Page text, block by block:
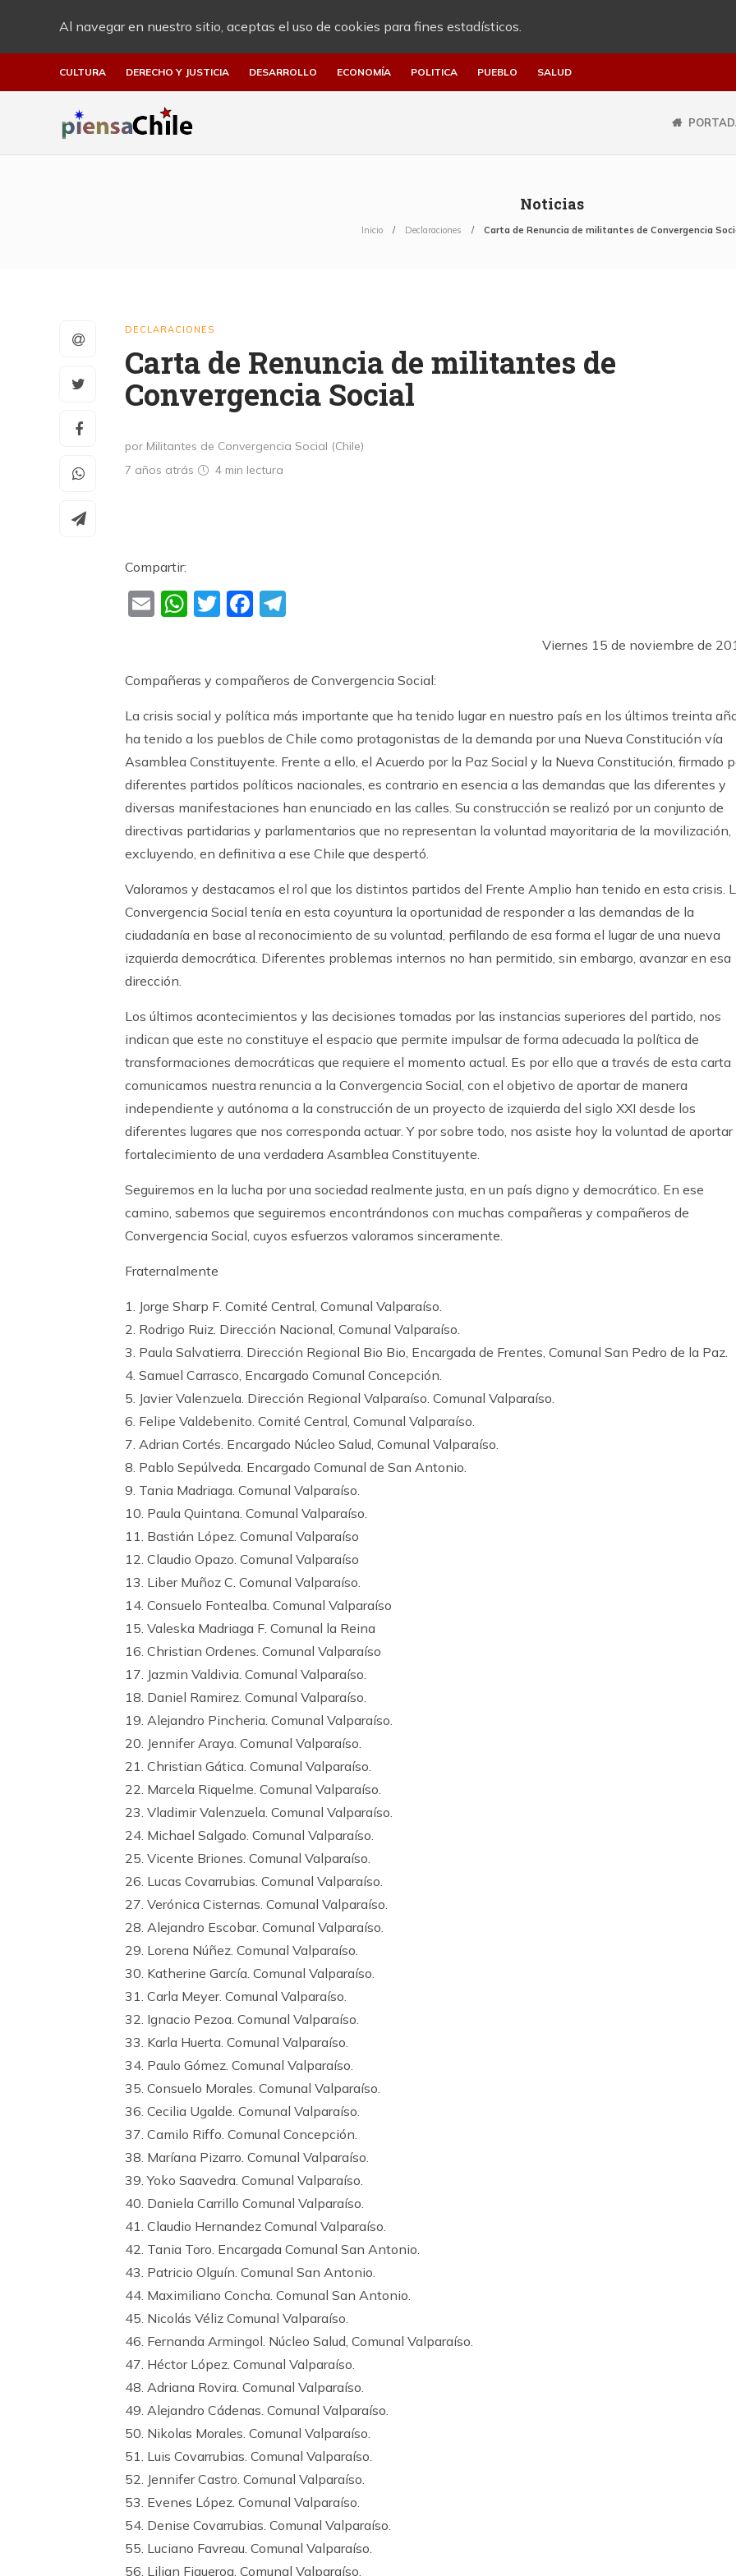
Al navegar en nuestro sitio, aceptas el uso de cookies para fines estadísticos.
CULTURA DERECHO Y JUSTICIA DESARROLLO ECONOMÍA POLITICA PUEBLO SALUD
Noticias
Inicio Declaraciones Carta de Renuncia de militantes de Convergencia
DECLARACIONES
Carta de Renuncia de militantes de
Convergencia Social
por Militantes de Convergencia Social (Chile)
7 años atrás
4 min lectura
Compartir:
EmailWhatsApp
TwitterFacebook
Viernes 15 de noviembre de
Compañeras y compañeros de Convergencia Social:
La crisis social y política más importante que ha tenido lugar en nuestro país en los últimos treinta
ha tenido a los pueblos de Chile como protagonistas de la demanda por una Nueva Constitución vía
Asamblea Constituyente. Frente a ello, el Acuerdo por la Paz Social y la Nueva Constitución, firmado
diferentes partidos políticos nacionales, es contrario en esencia a las demandas que las diferentes y
diversas manifestaciones han enunciado en las calles. Su construcción se realizó por un conjunto de
directivas partidarias y parlamentarios que no representan la voluntad mayoritaria de la movilización,
excluyendo, en definitiva a ese Chile que despertó.
Valoramos y destacamos el rol que los distintos partidos del Frente Amplio han tenido en esta crisis.
Convergencia Social tenía en esta coyuntura la oportunidad de responder a las demandas de la
ciudadanía en base al reconocimiento de su voluntad, perfilando de esa forma el lugar de una nueva
izquierda democrática. Diferentes problemas internos no han permitido, sin embargo, avanzar en esa
dirección.
Los últimos acontecimientos y las decisiones tomadas por las instancias superiores del partido, nos
indican que este no constituye el espacio que permite impulsar de forma adecuada la política de
transformaciones democráticas que requiere el momento actual. Es por ello que a través de esta carta
comunicamos nuestra renuncia a la Convergencia Social, con el objetivo de aportar de manera
independiente y autónoma a la construcción de un proyecto de izquierda del siglo XXI desde los
diferentes lugares que nos corresponda actuar. Y por sobre todo, nos asiste hoy la voluntad de aportar
fortalecimiento de una verdadera Asamblea Constituyente.
Seguiremos en la lucha por una sociedad realmente justa, en un país digno y democrático. En ese
camino, sabemos que seguiremos encontrándonos con muchas compañeras y compañeros de
Convergencia Social, cuyos esfuerzos valoramos sinceramente.
Fraternalmente
1. Jorge Sharp F. Comité Central, Comunal Valparaíso.
2. Rodrigo Ruiz. Dirección Nacional, Comunal Valparaíso.
3. Paula Salvatierra. Dirección Regional Bio Bio, Encargada de Frentes, Comunal San Pedro de la Paz.
4. Samuel Carrasco, Encargado Comunal Concepción.
5. Javier Valenzuela. Dirección Regional Valparaíso. Comunal Valparaíso.
6. Felipe Valdebenito. Comité Central, Comunal Valparaíso.
7. Adrian Cortés. Encargado Núcleo Salud, Comunal Valparaíso.
8. Pablo Sepúlveda. Encargado Comunal de San Antonio.
9. Tania Madriaga. Comunal Valparaíso.
10. Paula Quintana. Comunal Valparaíso.
11. Bastián López. Comunal Valparaíso
12. Claudio Opazo. Comunal Valparaíso
13. Liber Muñoz C. Comunal Valparaíso.
14. Consuelo Fontealba. Comunal Valparaíso
15. Valeska Madriaga F. Comunal la Reina
16. Christian Ordenes. Comunal Valparaíso
17. Jazmin Valdivia. Comunal Valparaíso.
18. Daniel Ramirez. Comunal Valparaíso.
19. Alejandro Pincheria. Comunal Valparaíso.
20. Jennifer Araya. Comunal Valparaíso.
21. Christian Gática. Comunal Valparaíso.
22. Marcela Riquelme. Comunal Valparaíso.
23. Vladimir Valenzuela. Comunal Valparaíso.
24. Michael Salgado. Comunal Valparaíso.
25. Vicente Briones. Comunal Valparaíso.
26. Lucas Covarrubias. Comunal Valparaíso.
27. Verónica Cisternas. Comunal Valparaíso.
28. Alejandro Escobar. Comunal Valparaíso.
29. Lorena Núñez. Comunal Valparaíso.
30. Katherine García. Comunal Valparaíso.
31. Carla Meyer. Comunal Valparaíso.
32. Ignacio Pezoa. Comunal Valparaíso.
33. Karla Huerta. Comunal Valparaíso.
34. Paulo Gómez. Comunal Valparaíso.
35. Consuelo Morales. Comunal Valparaíso.
36. Cecilia Ugalde. Comunal Valparaíso.
37. Camilo Riffo. Comunal Concepción.
38. Maríana Pizarro. Comunal Valparaíso.
39. Yoko Saavedra. Comunal Valparaíso.
40. Daniela Carrillo Comunal Valparaíso.
41. Claudio Hernandez Comunal Valparaíso.
42. Tania Toro. Encargada Comunal San Antonio.
43. Patricio Olguín. Comunal San Antonio.
44. Maximiliano Concha. Comunal San Antonio.
45. Nicolás Véliz Comunal Valparaíso.
46. Fernanda Armingol. Núcleo Salud, Comunal Valparaíso.
47. Héctor López. Comunal Valparaíso.
48. Adriana Rovira. Comunal Valparaíso.
49. Alejandro Cádenas. Comunal Valparaíso.
50. Nikolas Morales. Comunal Valparaíso.
51. Luis Covarrubias. Comunal Valparaíso.
52. Jennifer Castro. Comunal Valparaíso.
53. Evenes López. Comunal Valparaíso.
54. Denise Covarrubias. Comunal Valparaíso.
55. Luciano Favreau. Comunal Valparaíso.
56. Lilian Figueroa. Comunal Valparaíso.